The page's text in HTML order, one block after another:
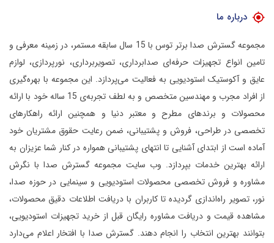
درباره ما
مجموعه گسترش صدا برتر توس با 15 سال سابقه مستمر، در زمینه معرفی و
تامین انواع تجهیزات حرفه‌ای صدابرداری، تصویربرداری، نورپردازی، لوازم
عایق و آکوستیک استودیویی به فعالیت می‌پردازد. این مجموعه با بهره‌گیری
از افراد مجرب و مهندسین متخصص و به لطف تجربه‌ی 15 ساله خود با ارائه
محصولات و برندهای مطرح و معتبر دنیا و همچنین ارائه راهکارهای
تخصصی در طراحی، فروش و پشتیبانی، ضمن رعایت حقوق مشتریان خود
آماده است از ابتدای آشنایی تا انتهای پشتیبانی همواره در کنار شما عزیزان به
ارائه بهترین خدمات بپردازد. وب سایت مجموعه گسترش صدا با نگرش
مشاوره و فروش تخصصی محصولات استودیویی و سینمایی در حوزه صدا،
نور، تصویر راه‌اندازی گردیده تا کاربران با دریافت اطلاعات دقیق محصولات،
مشاهده قیمت و دریافت مشاوره رایگان قبل از خرید تجهیزات استودیویی،
بتوانند بهترین انتخاب را انجام دهند. گسترش صدا با افتخار اعلام می‌دارد